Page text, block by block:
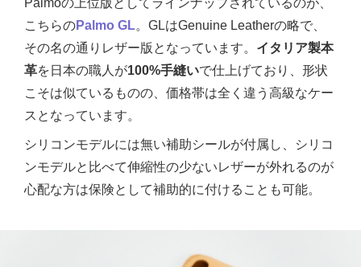
Palmoの上位版としてラインナップされているのが、
こちらのPalmo GL。GLはGenuine Leatherの略で、
その名の通りレザー版となっています。 イタリア製本
革を日本の職人が100%手縫いで仕上げており、形状
こそは似ているものの、価格帯は全く違う高級なケー
スとなっています。
シリコンモデルには無い補助シールが付属し、シリコ
ンモデルと比べて伸縮性の少ないレザーが外れるのが
心配な方は保険として補助的に付けることも可能。